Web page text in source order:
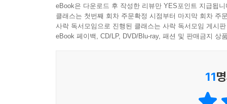
숨 쉬고 걸을 수 있으면 누구나 할 수 있다!!
저자는 BRT와 더불어 톡톡 체조법도 소개하고
에너지를 활성화시켜 건강한 상태로 되돌리는
통증과 증상 완화에 도움을 줄 뿐 아니라 BRT의
톡톡 체조법의 매뉴얼 역시 사진과 함께 본문에
eBook은 다운로드 후 작성한 리뷰만 YES포인트 지급됩니
클래스는 첫번째 회차 주문확정 시점부터 마지막 회차 주
사락 독서모임으로 진행된 클래스는 사락 독서모임 게시
eBook 페이백, CD/LP, DVD/Blu-ray, 패션 및 판매금지 상
11